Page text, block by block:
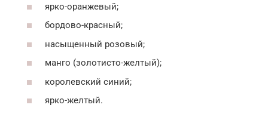
ярко-оранжевый;
бордово-красный;
насыщенный розовый;
манго (золотисто-желтый);
королевский синий;
ярко-желтый.